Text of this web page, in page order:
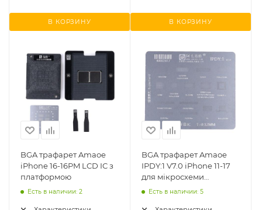
В КОРЗИНУ В КОРЗИНУ
BGA трафарет Amaoe
iPhone 16-16PM LCD IC з
платформою
Есть в наличии: 2
BGA трафарет Amaoe
IPDY:1 V7.0 iPhone 11-17
для мікросхеми
тачскріна та контролера
Есть в наличии: 5